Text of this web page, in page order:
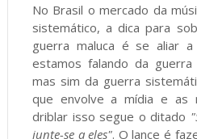
No Brasil o mercado da
sistemático, a dica para
guerra maluca é se aliar
estamos falando da
mas sim da guerra
que envolve a mídia e as
driblar isso segue o ditado
junte-se a eles". O lance é